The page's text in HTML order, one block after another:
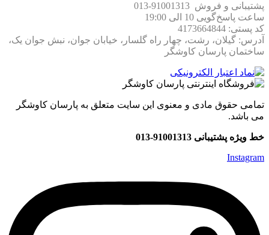
پشتیبانی و فروش 91001313-013
ساعت پاسخ‌گویی 10 الی 19:00
کد پستی: 4173664844
آدرس: گیلان، رشت، چهار راه گلسار، خیابان جوان، نبش جوان یک،
ساختمان پارسان کاوشگر
تمامی حقوق مادی و معنوی این سایت متعلق به پارسان کاوشگر
می باشد.
خط ویژه پشتیبانی 91001313-013
Instagram